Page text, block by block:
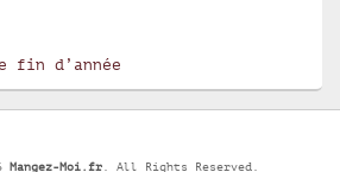
fin d’année
Mangez-Moi.fr . All Rights Reserved.